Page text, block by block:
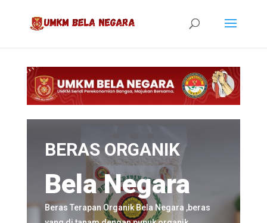
BERAS ORGANIK
Bela Negara
Beras Terapan Organik Bela Negara ,beras